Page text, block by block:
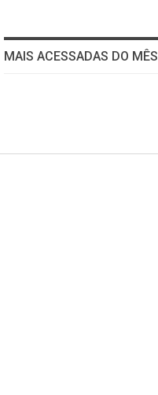
MAIS ACESSADAS DO MÊS